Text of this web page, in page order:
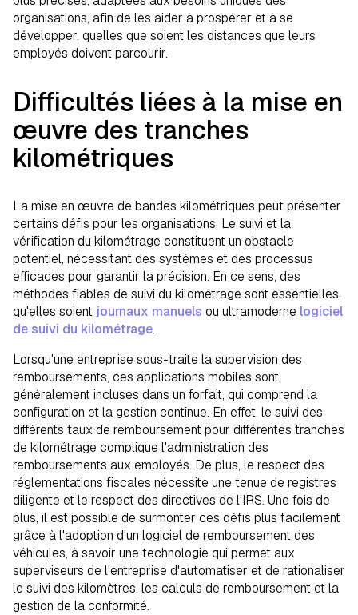
organisations, afin de les aider à prospérer et à se
développer, quelles que soient les distances que leurs
employés doivent parcourir.
Difficultés liées à la mise en
œuvre des tranches
kilométriques
La mise en œuvre de bandes kilométriques peut présenter
certains défis pour les organisations. Le suivi et la
vérification du kilométrage constituent un obstacle
potentiel, nécessitant des systèmes et des processus
efficaces pour garantir la précision. En ce sens, des
méthodes fiables de suivi du kilométrage sont essentielles,
qu'elles soient journaux manuels ou ultramoderne logiciel
de suivi du kilométrage.
Lorsqu'une entreprise sous-traite la supervision des
remboursements, ces applications mobiles sont
généralement incluses dans un forfait, qui comprend la
configuration et la gestion continue. En effet, le suivi des
différents taux de remboursement pour différentes tranches
de kilométrage complique l'administration des
remboursements aux employés. De plus, le respect des
réglementations fiscales nécessite une tenue de registres
diligente et le respect des directives de l'IRS. Une fois de
plus, il est possible de surmonter ces défis plus facilement
grâce à l'adoption d'un logiciel de remboursement des
véhicules, à savoir une technologie qui permet aux
superviseurs de l'entreprise d'automatiser et de rationaliser
le suivi des kilomètres, les calculs de remboursement et la
gestion de la conformité.